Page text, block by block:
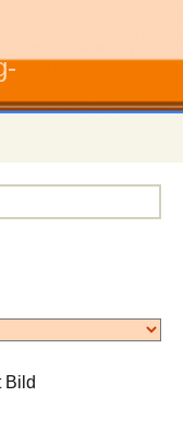
Bild